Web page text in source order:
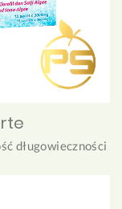
długowieczności